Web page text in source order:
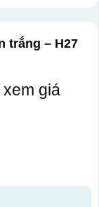
trắng – H27
xem giá